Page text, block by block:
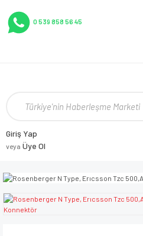
0 539 858 56 45
Giriş Yap
veya Üye Ol